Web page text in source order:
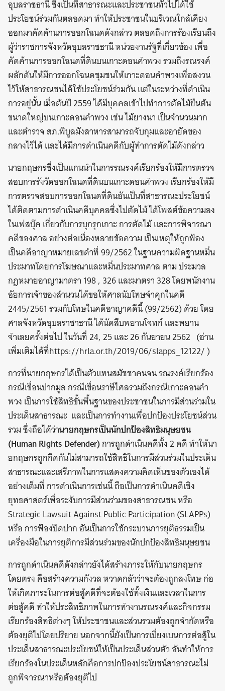
อุบลราชธานี ซึ่งเป็นที่สาธารณะและประชาชนทั่วไปได้ใช้
ประโยชน์ร่วมกันตลอดมา ทำให้ประชาชนในบริเวณใกล้เคียง
ออกมาคัดค้านการออกโฉนดดังกล่าว ตลอดถึงการร้องเรียนถึง
ผู้ว่าราชการจังหวัดอุบลราชธานี หน่วยงานรัฐที่เกี่ยวข้อง เพื่อ
คัดค้านการออกโฉนดที่ดินบนเกาะดอนคำพวง รวมถึงรณรงค์
ผลักดันให้มีการออกโฉนดชุมชนให้เกาะดอนคำพวงเพื่อสงวน
ไว้ให้สาธารณชนได้ใช้ประโยชน์ร่วมกัน แต่ในระหว่างที่ดำเนิน
การอยู่นั้น เมื่อต้นปี 2559 ได้มีบุคคลเข้าไปทำการตัดไม้ยืนต้น
ขนาดใหญ่บนเกาะดอนคำพวง เช่น ไม้ยางนา เป็นจำนวนมาก
และตำรวจ สภ.พิบูลมังสาหารสามารถจับกุมและอายัดของ
กลางไว้ได้ และได้มีการดำเนินคดีกับผู้ทำการตัดไม้ดังกล่าว
นายกฤษกรซึ่งเป็นแกนนำในการรณรงค์เรียกร้องให้มีการตรวจ
สอบการรังวัดออกโฉนดที่ดินบนเกาะดอนคำพวง เรียกร้องให้มี
การตรวจสอบการออกโฉนดที่ดินอันเป็นที่สาธารณะประโยชน์
ได้ติดตามการดำเนินคดีบุคคลซึ่งไปตัดไม้ ได้โพสต์ข้อความลง
ในเฟสบุ๊ค เกี่ยวกับการบุกรุกเกาะ การตัดไม้ และการพิจารณา
คดีของศาล อย่างต่อเนื่องหลายข้อความ เป็นเหตุให้ถูกฟ้อง
เป็นคดีอาญาหมายเลขดำที่ 99/2562 ในฐานความผิดฐานหมิ่น
ประมาทโดยการโฆษณาและหมิ่นประมาทศาล ตาม ประมวล
กฎหมายอาญามาตรา 198 , 326 และมาตรา 328 โดยพนักงาน
อัยการเจ้าของสำนวนได้ขอให้ศาลนับโทษจำคุกในคดี
2445/2561 รวมกับโทษในคดีอาญาคดีนี้ (99/2562) ด้วย โดย
ศาลจังหวัดอุบลราชาธานี ได้นัดสืบพยานโจทก์ และพยาน
จำเลยครั้งต่อไป ในวันที่ 24, 25 และ 26 กันยายน 2562 (อ่าน
เพิ่มเติมได้ที่https://hrla.or.th/2019/06/slapps_12122/ )
การที่นายกฤษกรได้เป็นตัวแทนสมัชชาคนจน รณรงค์เรียกร้อง
กรณีเขื่อนปากมูล กรณีเขื่อนราษีไศลรวมถึงกรณีเกาะดอนคำ
พวง เป็นการใช้สิทธิขั้นพื้นฐานของประชาชนในการมีส่วนร่วมใน
ประเด็นสาธารณะ และเป็นการทำงานเพื่อปกป้องประโยชน์ส่วน
รวม ซึ่งถือได้ว่านายกฤษกรเป็นนักปกป้องสิทธิมนุษยชน
(Human Rights Defender)การถูกดำเนินคดีทั้ง 2 คดี ทำให้นา
ยกฤษกรถูกกีดกันไม่สามารถใช้สิทธิในการมีส่วนร่วมในประเด็น
สาธารณะและเสรีภาพในการแสดงความคิดเห็นของตัวเองได้
อย่างเต็มที่ การดำเนินการเช่นนี้ ถือเป็นการดำเนินคดีเชิง
ยุทธศาสตร์เพื่อระงับการมีส่วนร่วมของสาธารณชน หรือ
Strategic Lawsuit Against Public Participation (SLAPPs)
หรือ การฟ้องปิดปาก อันเป็นการใช้กระบวนการยุติธรรมเป็น
เครื่องมือในการยุติการมีส่วนร่วมของนักปกป้องสิทธิมนุษยชน
การถูกดำเนินคดีดังกล่าวยังได้สร้างภาระให้กับนายกฤษกร
โดยตรง คือสร้างความกังวล หวาดกลัวว่าจะต้องถูกลงโทษ ก่อ
ให้เกิดภาระในการต่อสู้คดีที่จะต้องใช้ทั้งเงินและเวลาในการ
ต่อสู้คดี ทำให้ประสิทธิภาพในการทำงานรณรงค์และกิจกรรม
เรียกร้องสิทธิต่างๆ ให้ประชาชนและส่วนรวมต้องถูกจำกัดหรือ
ต้องยุติไปโดยปริยาย นอกจากนี้ยังเป็นการเบี่ยงเบนการต่อสู้ใน
ประเด็นสาธารณะประโยชน์ให้เป็นประเด็นส่วนตัว อันทำให้การ
เรียกร้องในประเด็นหลักคือการปกป้องประโยชน์สาธารณะไม่
ถูกพิจารณาหรือต้องยุติไป